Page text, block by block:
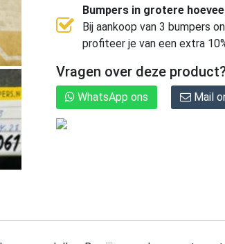
Bumpers in grotere
Bij aankoop van 3 bumpers
profiteer je van een extra
Vragen over deze
WhatsApp ons Mail